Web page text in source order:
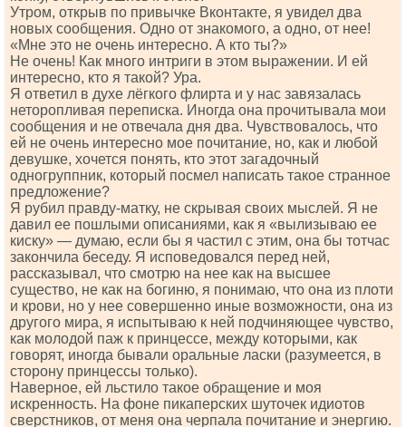
Утром, открыв по привычке Вконтакте, я увидел два
новых сообщения. Одно от знакомого, а одно, от нее!
«Мне это не очень интересно. А кто ты?»
Не очень! Как много интриги в этом выражении. И ей
интересно, кто я такой? Ура.
Я ответил в духе лёгкого флирта и у нас завязалась
неторопливая переписка. Иногда она прочитывала мои
сообщения и не отвечала дня два. Чувствовалось, что
ей не очень интересно мое почитание, но, как и любой
девушке, хочется понять, кто этот загадочный
одногруппник, который посмел написать такое странное
предложение?
Я рубил правду-матку, не скрывая своих мыслей. Я не
давил ее пошлыми описаниями, как я «вылизываю ее
киску» — думаю, если бы я частил с этим, она бы тотчас
закончила беседу. Я исповедовался перед ней,
рассказывал, что смотрю на нее как на высшее
существо, не как на богиню, я понимаю, что она из плоти
и крови, но у нее совершенно иные возможности, она из
другого мира, я испытываю к ней подчиняющее чувство,
как молодой паж к принцессе, между которыми, как
говорят, иногда бывали оральные ласки (разумеется, в
сторону принцессы только).
Наверное, ей льстило такое обращение и моя
искренность. На фоне пикаперских шуточек идиотов
сверстников, от меня она черпала почитание и энергию.